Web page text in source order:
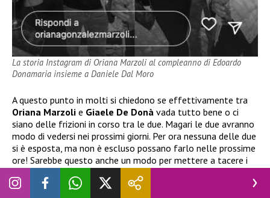
La storia Instagram di Oriana Marzoli al compleanno di Edoardo
Donamaria insieme a Daniele Dal Moro
A questo punto in molti si chiedono se effettivamente tra
Oriana Marzoli e Giaele De Donà vada tutto bene o ci
siano delle frizioni in corso tra le due. Magari le due avranno
modo di vedersi nei prossimi giorni. Per ora nessuna delle due
si è esposta, ma non è escluso possano farlo nelle prossime
ore! Sarebbe questo anche un modo per mettere a tacere i
pettegolezzi di una presunta lite tra loro. Attendiamo
notizie da parte delle dirette interessate.